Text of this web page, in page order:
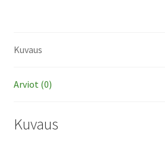
Kuvaus
Arviot (0)
Kuvaus